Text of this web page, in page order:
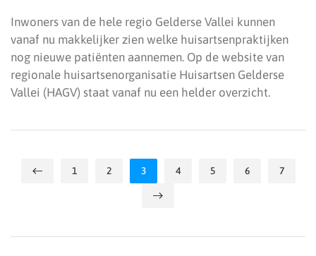
Inwoners van de hele regio Gelderse Vallei kunnen
vanaf nu makkelijker zien welke huisartsenpraktijken
nog nieuwe patiënten aannemen. Op de website van
regionale huisartsenorganisatie Huisartsen Gelderse
Vallei (HAGV) staat vanaf nu een helder overzicht.
1 2 3 4 5 6 7